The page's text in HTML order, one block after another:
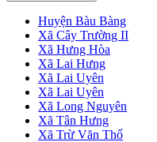
Huyện Bàu Bàng
Xã Cây Trường II
Xã Hưng Hòa
Xã Lai Hưng
Xã Lai Uyên
Xã Lai Uyên
Xã Long Nguyên
Xã Tân Hưng
Xã Trừ Văn Thố